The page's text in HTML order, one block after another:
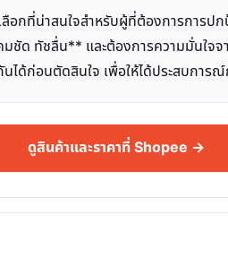
อกที่น่าสนใจสำหรับผู้ที่ต้องการกา
ด ทัชลื่น** และต้องการความมั่นใจ
ได้ก่อนตัดสินใจ เพื่อให้ได้ประสบการ
ดูสินค้าและราคาที่ Shopee →